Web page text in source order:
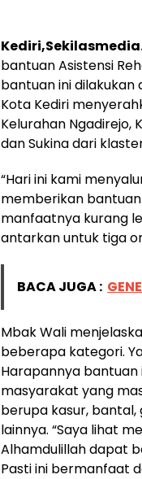
bantuan Asistensi
bantuan ini
Kota Kediri
Kelurahan Ngadirejo,
dan Sukina dari
“Hari ini kami
memberikan
manfaatnya kurang
antarkan untuk tiga
BACA JUGA :
Mbak Wali
beberapa kategori.
Harapannya bantuan
masyarakat yang
berupa kasur,
lainnya. “Saya lihat
Alhamdulillah dapat
Pasti ini bermanfaat